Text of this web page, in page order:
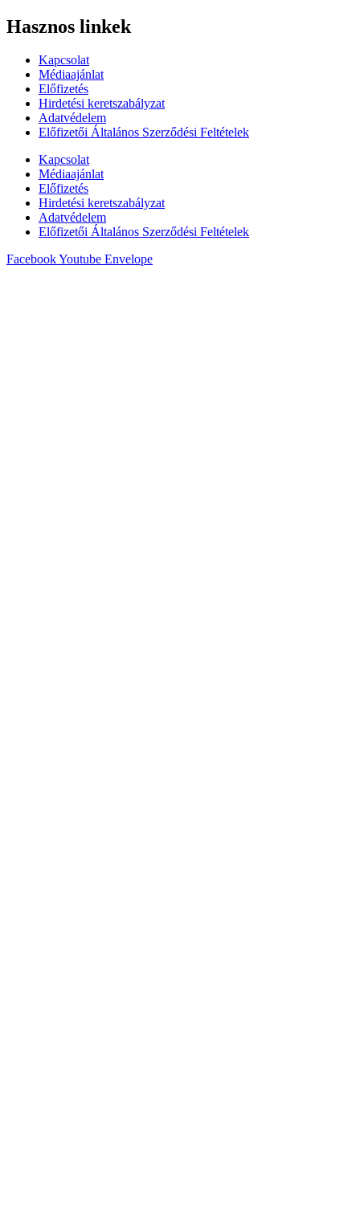
Hasznos linkek
Kapcsolat
Médiaajánlat
Előfizetés
Hirdetési keretszabályzat
Adatvédelem
Előfizetői Általános Szerződési Feltételek
Kapcsolat
Médiaajánlat
Előfizetés
Hirdetési keretszabályzat
Adatvédelem
Előfizetői Általános Szerződési Feltételek
FacebookYoutube Envelope